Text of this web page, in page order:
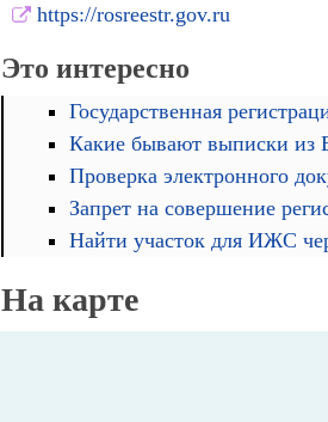
https://rosreestr.gov.ru
Это интересно
Государственная
Какие бывают выписки из
Проверка электронного
Запрет на совершение
Найти участок для ИЖС
На карте